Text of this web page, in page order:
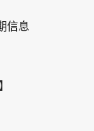
信息